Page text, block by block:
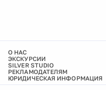
О НАС
ЭКСКУРСИИ
SILVER STUDIO
РЕКЛАМОДАТЕЛЯМ
ЮРИДИЧЕСКАЯ ИНФОРМАЦИЯ